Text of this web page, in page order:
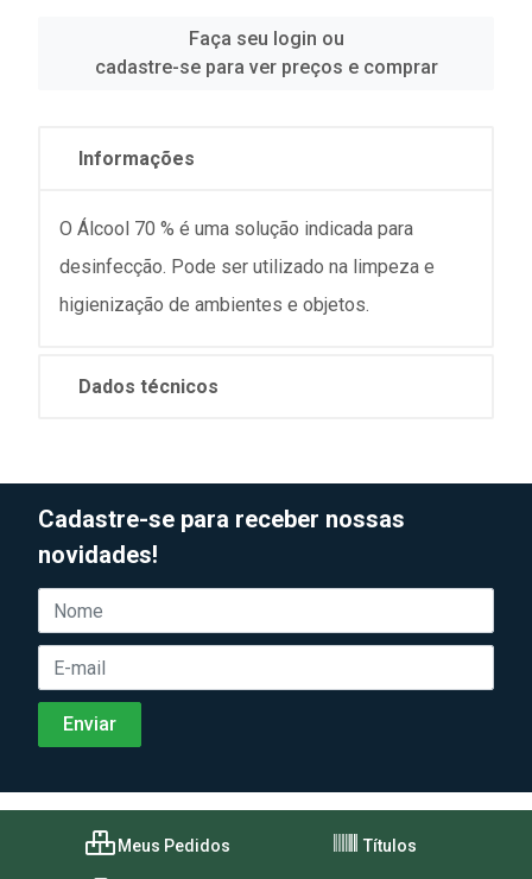
Faça seu login ou
cadastre-se para ver preços e comprar
Informações
O Álcool 70 % é uma solução indicada para
desinfecção. Pode ser utilizado na limpeza e
higienização de ambientes e objetos.
Dados técnicos
Cadastre-se para receber nossas
novidades!
Meus Pedidos Títulos